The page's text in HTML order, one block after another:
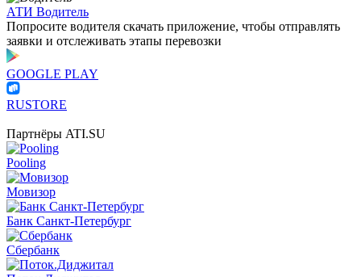
АТИ Водитель
Попросите водителя скачать приложение, чтобы отправлять
заявки и отслеживать этапы перевозки
GOOGLE PLAY
RUSTORE
Партнёры ATI.SU
Pooling
Мовизор
Банк Санкт-Петербург
Сбербанк